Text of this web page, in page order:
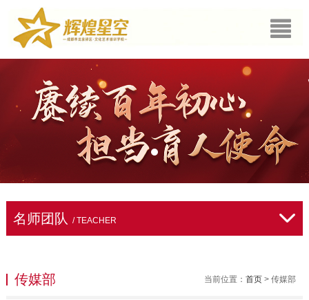
名师团队 / TEACHER
传媒部 当前位置：首页 > 传媒部